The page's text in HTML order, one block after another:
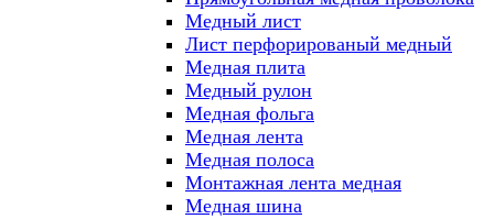
Медный лист
Лист перфорированый медный
Медная плита
Медный рулон
Медная фольга
Медная лента
Медная полоса
Монтажная лента медная
Медная шина